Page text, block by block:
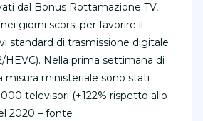
dal Bonus Rottamazione TV,
giorni scorsi per favorire il
standard di trasmissione digitale
HEVC). Nella prima settimana di
misura ministeriale sono stati
televisori (+122% rispetto allo
2020 – fonte